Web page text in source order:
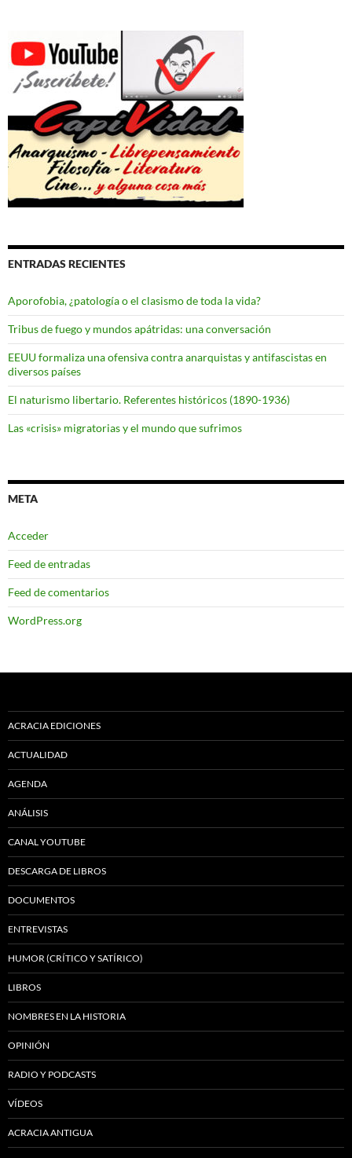
ENTRADAS RECIENTES
Aporofobia, ¿patología o el clasismo de toda la vida?
Tribus de fuego y mundos apátridas: una conversación
EEUU formaliza una ofensiva contra anarquistas y antifascistas en
diversos países
El naturismo libertario. Referentes históricos (1890-1936)
Las «crisis» migratorias y el mundo que sufrimos
META
Acceder
Feed de entradas
Feed de comentarios
WordPress.org
ACRACIA EDICIONES
ACTUALIDAD
AGENDA
ANÁLISIS
CANAL YOUTUBE
DESCARGA DE LIBROS
DOCUMENTOS
ENTREVISTAS
HUMOR (CRÍTICO Y SATÍRICO)
LIBROS
NOMBRES EN LA HISTORIA
OPINIÓN
RADIO Y PODCASTS
VÍDEOS
ACRACIA ANTIGUA